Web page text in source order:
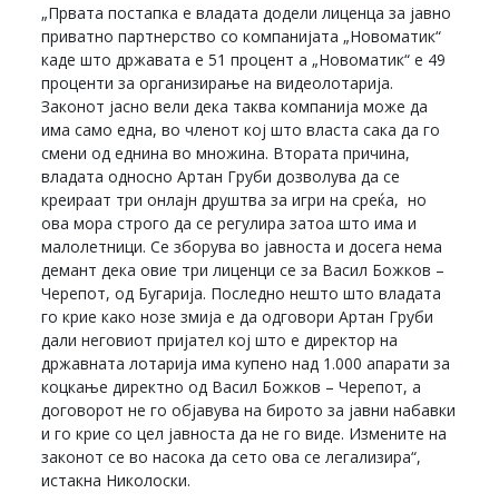
„Првата постапка е владата додели лиценца за јавно
приватно партнерство со компанијата „Новоматик“
каде што државата е 51 процент а „Новоматик“ е 49
проценти за организирање на видеолотарија.
Законот јасно вели дека таква компанија може да
има само една, во членот кој што власта сака да го
смени од еднина во множина. Втората причина,
владата односно Артан Груби дозволува да се
креираат три онлајн друштва за игри на среќа, но
ова мора строго да се регулира затоа што има и
малолетници. Се зборува во јавноста и досега нема
демант дека овие три лиценци се за Васил Божков –
Черепот, од Бугарија. Последно нешто што владата
го крие како нозе змија е да одговори Артан Груби
дали неговиот пријател кој што е директор на
државната лотарија има купено над 1.000 апарати за
коцкање директно од Васил Божков – Черепот, а
договорот не го објавува на бирото за јавни набавки
и го крие со цел јавноста да не го виде. Измените на
законот се во насока да сето ова се легализира“,
истакна Николоски.